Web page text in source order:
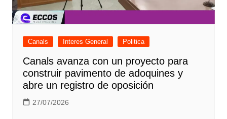
Canals Interes General Politica
Canals avanza con un proyecto para
construir pavimento de adoquines y
abre un registro de oposición
27/07/2026